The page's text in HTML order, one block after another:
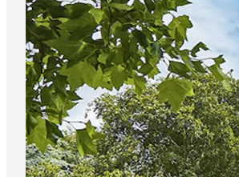
Reiseplanung
Praktische Informationen